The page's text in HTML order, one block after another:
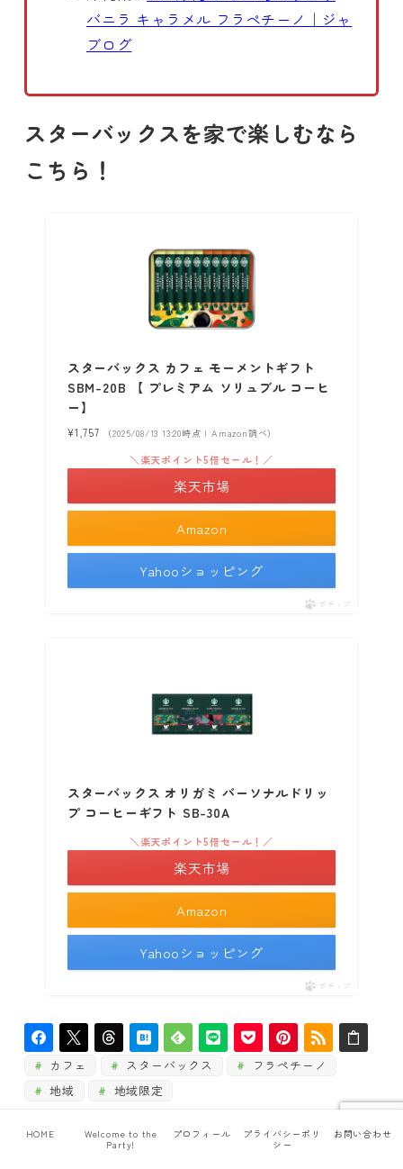
バニラ キャラメル フラペチーノ｜ジャ
ブログ
スターバックスを家で楽しむなら
こちら！
スターバックス カフェ モーメントギフト
SBM-20B 【 プレミアム ソリュブル コーヒ
ー】
¥1,757 （2025/08/13 13:20時点 | Amazon調べ）
Amazon
＼楽天ポイント5倍セール！／
楽天市場
Yahooショッピング
ポチップ
スターバックス オリガミ パーソナルドリッ
プ コーヒーギフト SB-30A
Amazon
＼楽天ポイント5倍セール！／
楽天市場
Yahooショッピング
ポチップ
カフェ スターバックス
フラペチーノ
地域
地域限定
この記事を書いた人
HOME
Welcome to the
Party!
プロフィール
プライバシーポリ
シー
お問い合わせ